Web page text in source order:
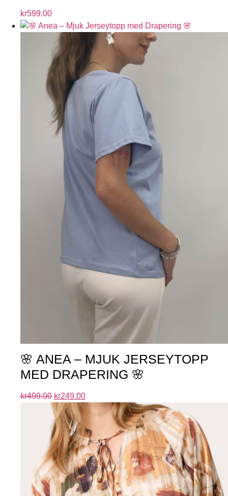
kr599.00
🌸 ANEA – MJUK JERSEYTOPP
MED DRAPERING 🌸
kr499.00 kr249.00